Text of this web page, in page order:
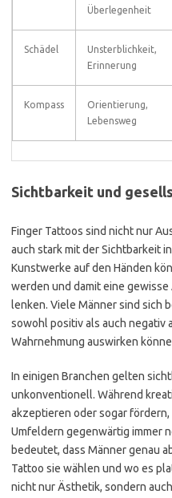
Überlegenheit
Schädel
Unsterblichkeit,
Erinnerung
Kompass
Orientierung,
Lebensweg
Sichtbarkeit und
Finger Tattoos sind nicht nur
auch stark mit der Sichtbarkeit
Kunstwerke auf den Händen
werden und damit eine
lenken. Viele Männer sind sich
sowohl positiv als auch negativ
Wahrnehmung auswirken
In einigen Branchen gelten
unkonventionell. Während
akzeptieren oder sogar
Umfeldern gegenwärtig immer
bedeutet, dass Männer genau
Tattoo sie wählen und wo es
nicht nur Ästhetik, sondern